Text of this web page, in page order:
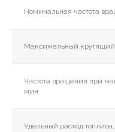
Номинальная частота
Максимальный
Частота вращения при
мин
Удельный расход топлива,